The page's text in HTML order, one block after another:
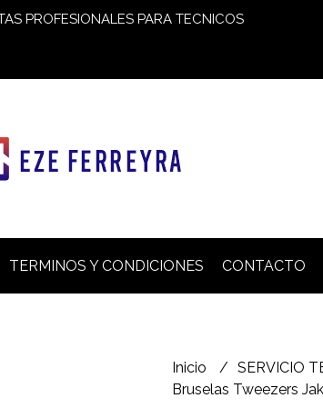
PROFESIONALES PARA TECNICOS
TERMINOS Y CONDICIONES CONTACTO
Inicio SERVICIO
Bruselas Tweezers